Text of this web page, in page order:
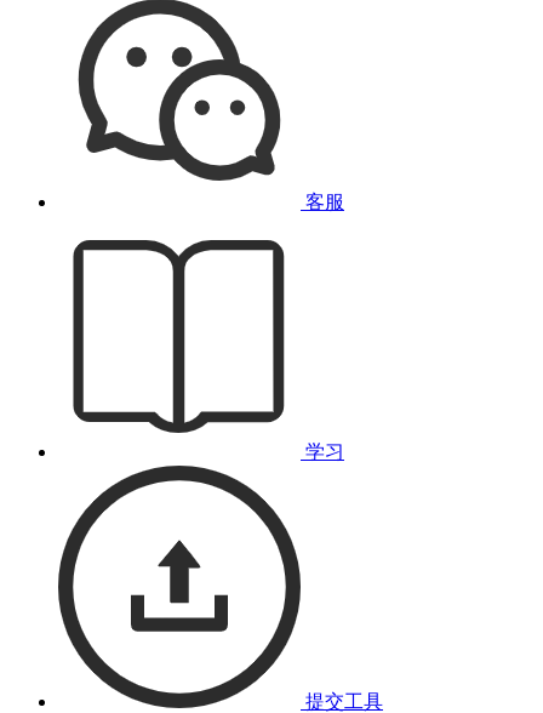
客服
学习
提交工具